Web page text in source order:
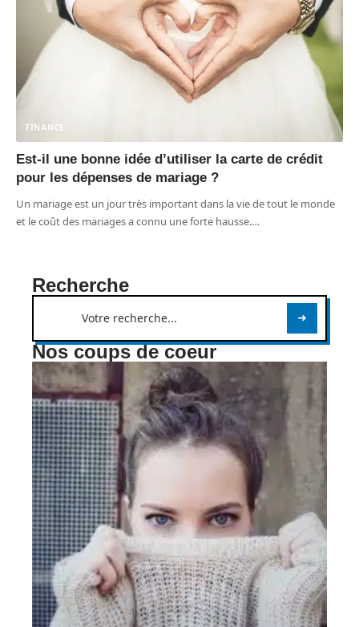
FINANCE
Est-il une bonne idée d’utiliser la carte de crédit
pour les dépenses de mariage ?
Un mariage est un jour très important dans la vie de tout le monde
et le coût des mariages a connu une forte hausse.…
Recherche
Nos coups de coeur